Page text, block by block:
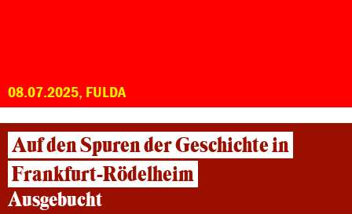
08.07.2025, FULDA
Auf den Spuren der Geschichte in
Frankfurt-Rödelheim
Ausgebucht